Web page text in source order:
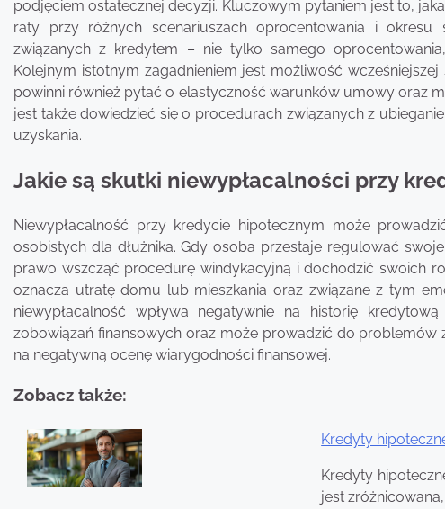
podjęciem ostatecznej decyzji. Kluczowym pytaniem jest to,
raty przy różnych scenariuszach oprocentowania i okresu
związanych z kredytem – nie tylko samego
Kolejnym istotnym zagadnieniem jest możliwość
powinni również pytać o elastyczność warunków umowy oraz
jest także dowiedzieć się o procedurach związanych z
uzyskania.
Jakie są skutki niewypłacalności przy
Niewypłacalność przy kredycie hipotecznym może
osobistych dla dłużnika. Gdy osoba przestaje regulować
prawo wszcząć procedurę windykacyjną i dochodzić swoich
oznacza utratę domu lub mieszkania oraz związane z tym
niewypłacalność wpływa negatywnie na historię
zobowiązań finansowych oraz może prowadzić do
na negatywną ocenę wiarygodności finansowej.
Zobacz także:
Kredyty
Kredyty
jest
Nawigacja